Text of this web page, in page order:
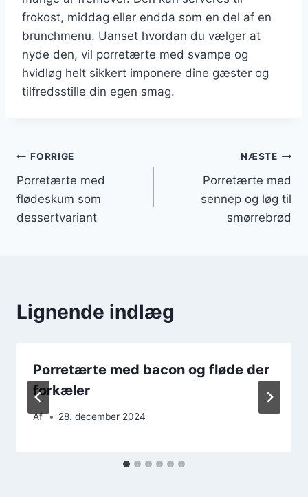
frokost, middag eller endda som en del af en
brunchmenu. Uanset hvordan du vælger at
nyde den, vil porretærte med svampe og
hvidløg helt sikkert imponere dine gæster og
tilfredsstille din egen smag.
Indlægsnavigation
FORRIGE
Porretærte med
flødeskum som
dessertvariant
NÆSTE
Porretærte med
sennep og løg til
smørrebrød
Lignende indlæg
Porretærte med bacon og fløde der
forkæler
Af 28. december 2024